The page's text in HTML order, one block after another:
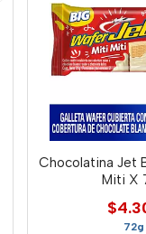
Chocolatina Jet
Miti X
72g